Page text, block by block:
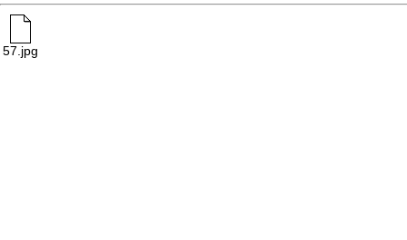
57.jpg